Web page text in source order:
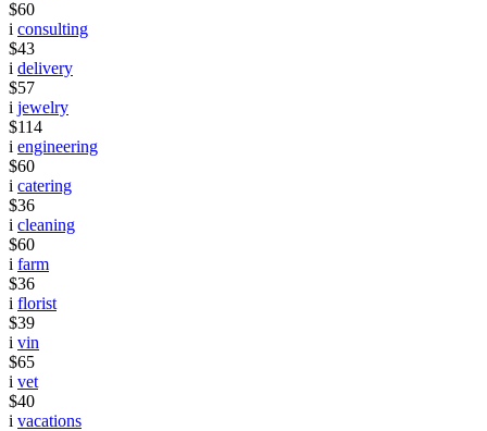
$60
i consulting
$43
i delivery
$57
i jewelry
$114
i engineering
$60
i catering
$36
i cleaning
$60
i farm
$36
i florist
$39
i vin
$65
i vet
$40
i vacations